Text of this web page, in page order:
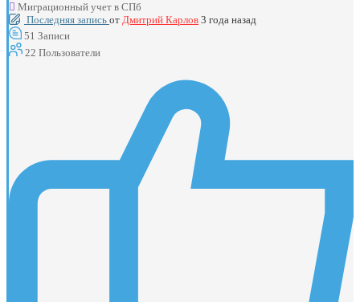
Миграционный учет в СПб
Последняя запись от Дмитрий Карлов 3 года назад
51 Записи
22 Пользователи